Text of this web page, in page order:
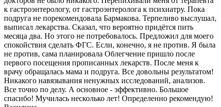
к гастроэнтерологу, от гастроэнтеролога к психиатру. Пока
подруга не порекомендовала Бармакова. Терпеливо выслушал,
выписал лекарства. Сказал, что вероятно придётся пить
месяца два. Но этого не потребовалось. Предложил для моего
спокойствия сделать ФГС. Если, конечно, я не против. Я была
не против, сама планировала Облегчение пришло после
первого посещения прописанных лекарств. После меня к
врачу обращалась мама и подруга. Все довольны результатом!
Никакого навязывания ненужных исследований, анализов.
Все точно по делу. А основное - эффективно. Большое
спасибо! Мучилась несколько лет! Определенно рекомендую!